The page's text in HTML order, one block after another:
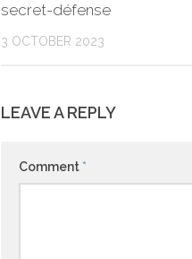
secret-défense
3 OCTOBER 2023
LEAVE A REPLY
Comment *